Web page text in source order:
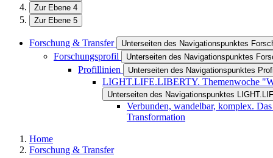
Zur Ebene 4
Zur Ebene 5
Forschung & Transfer Unterseiten des Navigationspunktes
Forschungsprofil Unterseiten des Navigationspunktes
Profillinien Unterseiten des Navigationspunktes
LIGHT.LIFE.LIBERTY. Themenwoche
Unterseiten des Navigationspunktes
Verbunden, wandelbar, komplex.
Transformation
Home
Forschung & Transfer